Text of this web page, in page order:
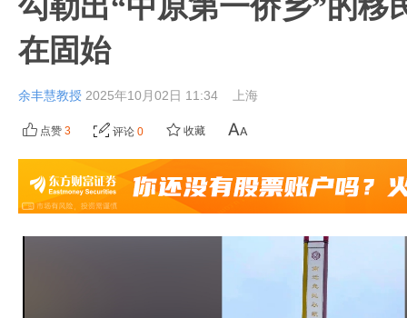
勾勒出“中原第一侨乡”的移
在固始
余丰慧教授 2025年10月02日 11:34 上海
点赞 3 评论 0 收藏